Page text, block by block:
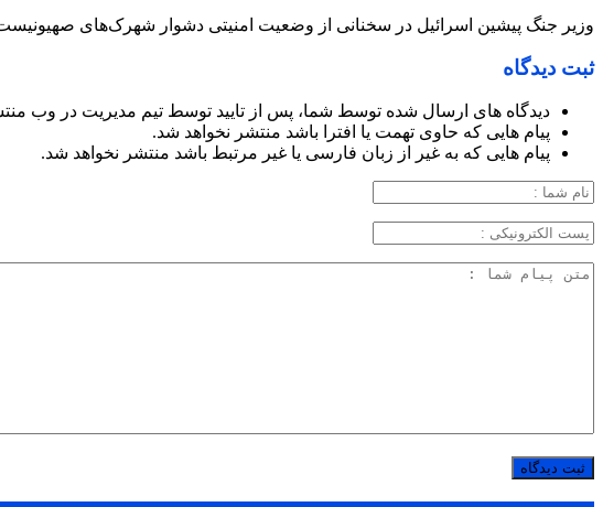
وزیر جنگ پیشین اسرائیل در سخنانی از وضعیت امنیتی دشوار شهرک‌های
ثبت دیدگاه
دیدگاه های ارسال شده توسط شما، پس از تایید توسط تیم مدیریت در وب
پیام هایی که حاوی تهمت یا افترا باشد منتشر نخواهد شد.
پیام هایی که به غیر از زبان فارسی یا غیر مرتبط باشد منتشر نخواهد شد.